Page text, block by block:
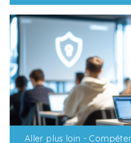
Aller plus loin -